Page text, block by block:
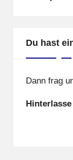
Du hast
Dann frag